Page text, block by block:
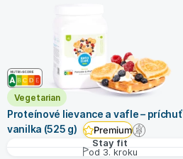
Vegetarian
Proteínové lievance a vafle – príchuť
vanilka (525 g)
Premium
Stay fit
od 3. kroku